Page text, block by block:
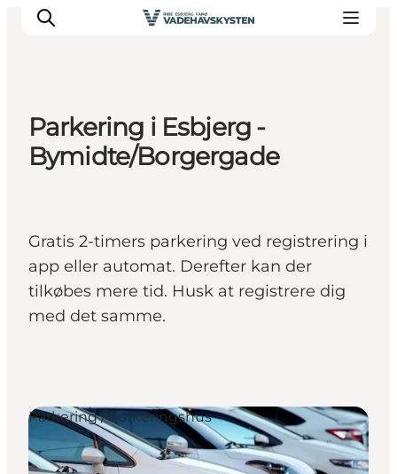
Oplev Ribe
Oplev Esbjerg
Oplev Vadehavet
Det Sker
Parkering i Esbjerg -
Bymidte/Borgergade
Gratis 2-timers parkering ved registrering i
app eller automat. Derefter kan der
tilkøbes mere tid. Husk at registrere dig
med det samme.
Parkering / Parkeringshus